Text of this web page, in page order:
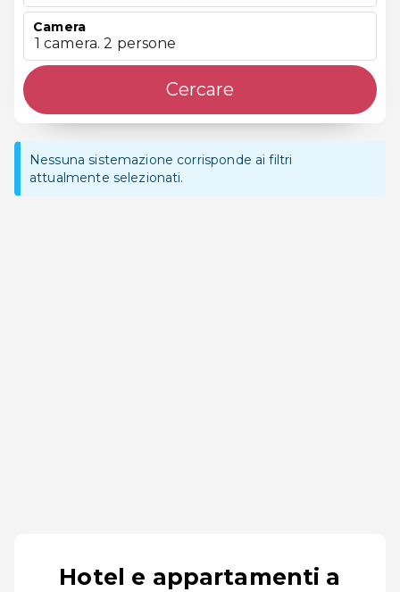
Camera
1 camera. 2 persone
Cercare
Nessuna sistemazione corrisponde ai filtri
attualmente selezionati.
Hotel e appartamenti a